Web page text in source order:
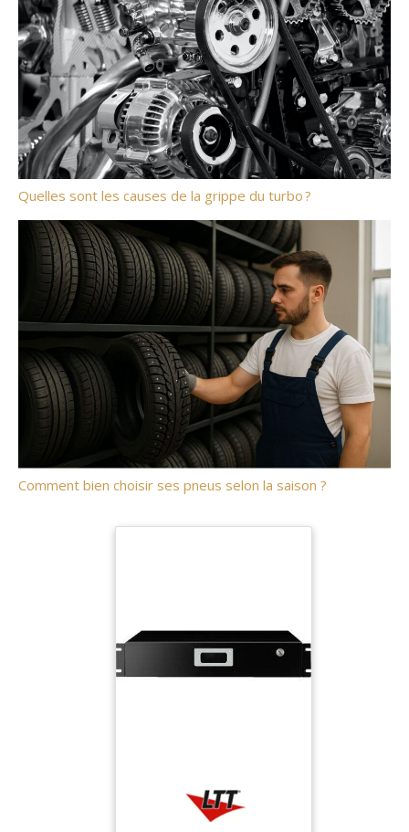
Quelles sont les causes de la grippe du turbo ?
Comment bien choisir ses pneus selon la saison ?